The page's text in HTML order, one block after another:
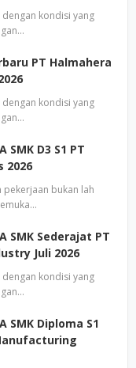
kondisi yang
PT Halmahera
kondisi yang
SMK D3 S1 PT
2026
pekerjaan bukan lah
SMK Sederajat PT
Juli 2026
kondisi yang
SMK Diploma S1